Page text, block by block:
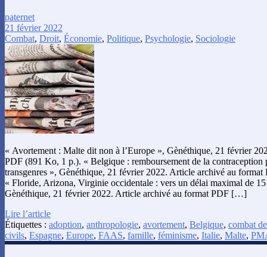
paternet
21 février 2022
Combat, Droit, Économie, Politique, Psychologie, Sociologie
« Avortement : Malte dit non à l’Europe », Gènéthique, 21 février
PDF (891 Ko, 1 p.). « Belgique : remboursement de la contraception
transgenres », Gènéthique, 21 février 2022. Article archivé au
« Floride, Arizona, Virginie occidentale : vers un délai maximal de
Gènéthique, 21 février 2022. Article archivé au format PDF […]
Lire l’article
Étiquettes : adoption, anthropologie, avortement, Belgique, combat
civils, Espagne, Europe, FAAS, famille, féminisme, Italie, Malte,